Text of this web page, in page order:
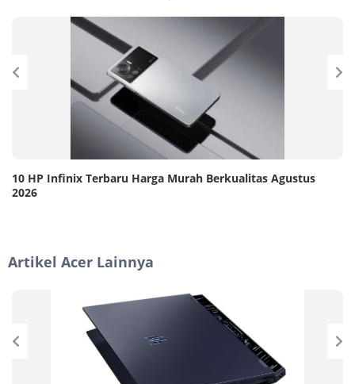
10 HP Infinix Terbaru Harga Murah Berkualitas Agustus
2026
Artikel Acer Lainnya